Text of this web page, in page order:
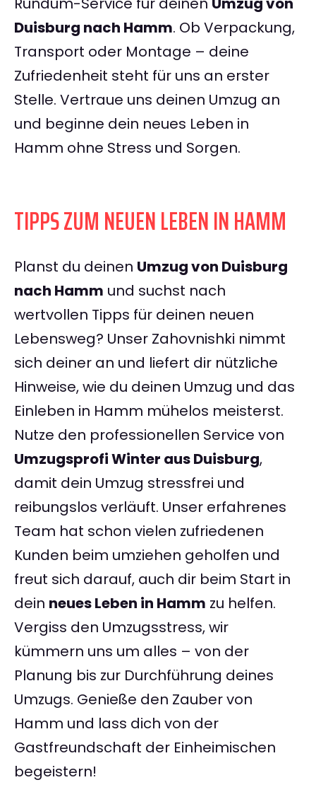
Duisburg nach Hamm. Ob Verpackung,
Transport oder Montage – deine
Zufriedenheit steht für uns an erster
Stelle. Vertraue uns deinen Umzug an
und beginne dein neues Leben in
Hamm ohne Stress und Sorgen.
TIPPS ZUM NEUEN LEBEN IN HAMM
Planst du deinen Umzug von Duisburg
nach Hamm und suchst nach
wertvollen Tipps für deinen neuen
Lebensweg? Unser Zahovnishki nimmt
sich deiner an und liefert dir nützliche
Hinweise, wie du deinen Umzug und das
Einleben in Hamm mühelos meisterst.
Nutze den professionellen Service von
Umzugsprofi Winter aus Duisburg,
damit dein Umzug stressfrei und
reibungslos verläuft. Unser erfahrenes
Team hat schon vielen zufriedenen
Kunden beim umziehen geholfen und
freut sich darauf, auch dir beim Start in
dein neues Leben in Hamm zu helfen.
Vergiss den Umzugsstress, wir
kümmern uns um alles – von der
Planung bis zur Durchführung deines
Umzugs. Genieße den Zauber von
Hamm und lass dich von der
Gastfreundschaft der Einheimischen
begeistern!